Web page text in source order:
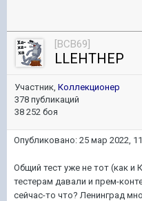
[BCB69]
LLEHTHEP
Участник, Коллекционер
378 публикаций
38 252 боя
Опубликовано: 25 мар 2022,
Общий тест уже не тот (как
тестерам давали и прем-
сейчас-то что? Ленинград